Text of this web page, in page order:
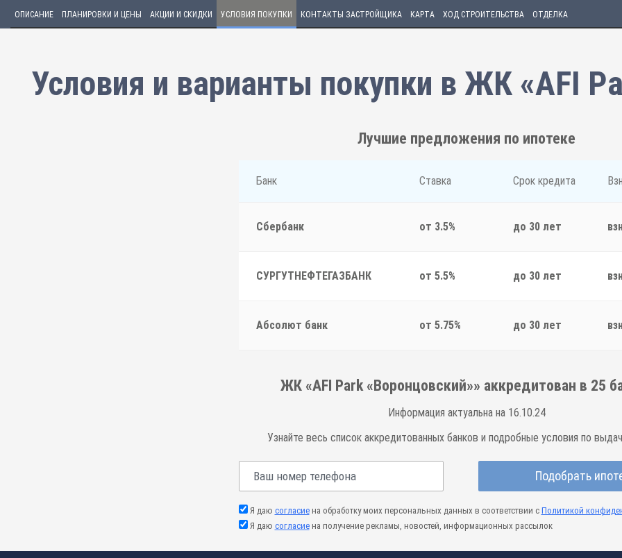
ОПИСАНИЕ ПЛАНИРОВКИ И ЦЕНЫ АКЦИИ И СКИДКИ УСЛОВИЯ ПОКУПКИ КОНТАКТЫ ЗАСТРОЙЩИКА КАРТА ХОД СТРОИТЕЛЬСТВА ОТДЕЛКА
Условия и варианты покупки в ЖК «AFI
Лучшие предложения по ипотеке
Банк Ставка Срок кредита
Сбербанк от 3.5% до 30 лет
СУРГУТНЕФТЕГАЗБАНК от 5.5% до 30 лет
Абсолют банк от 5.75% до 30 лет
ЖК «AFI Park «Воронцовский»» аккредитован в 25
Информация актуальна на 16.10.24
Узнайте весь список аккредитованных банков и подробные условия по
Подобрать
Я даю согласиена обработку моих персональных данных в соответствии с Политикой
Я даю согласиена получение рекламы, новостей, информационных рассылок